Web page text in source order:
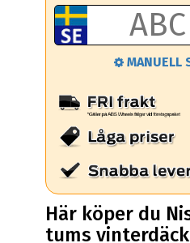
MANUELL
Här köper du
tums vinterdäck